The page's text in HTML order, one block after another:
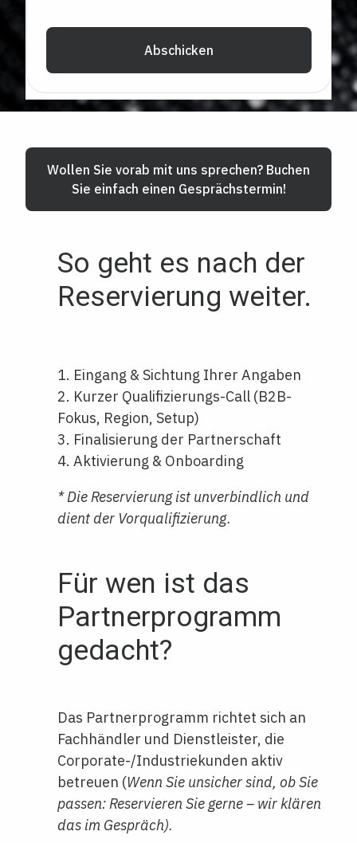
Abschicken
Wollen Sie vorab mit uns sprechen? Buchen
Sie einfach einen Gesprächstermin!
So geht es nach der
Reservierung weiter.
1. Eingang & Sichtung Ihrer Angaben
2. Kurzer Qualifizierungs-Call (B2B-
Fokus, Region, Setup)
3. Finalisierung der Partnerschaft
4. Aktivierung & Onboarding
* Die Reservierung ist unverbindlich und
dient der Vorqualifizierung.
Für wen ist das
Partnerprogramm
gedacht?
Das Partnerprogramm richtet sich an
Fachhändler und Dienstleister, die
Corporate-/Industriekunden aktiv
betreuen (Wenn Sie unsicher sind, ob Sie
passen: Reservieren Sie gerne – wir klären
das im Gespräch).